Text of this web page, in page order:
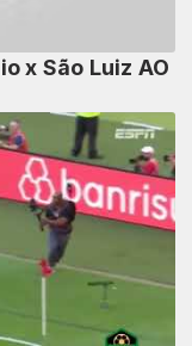
x São Luiz AO